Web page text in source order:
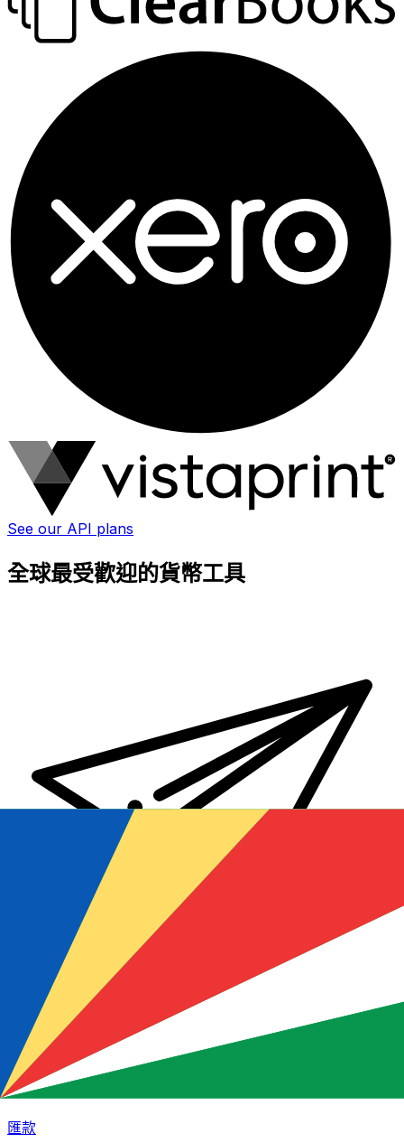
See our API plans
全球最受歡迎的貨幣工具
XE 國際匯款
快捷安全地上網匯款。即時追蹤和通知外加靈活的遞送和付款
選項。
匯款